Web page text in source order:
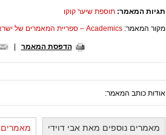
תגיות המאמר: תוספת שיער קוקו
מקור המאמר: Academics – ספריית המאמרים של ישראל
הדפסת המאמר
אודות כותב המאמר:
מאמרים נוספים מאת אבי דוידי מאמרים